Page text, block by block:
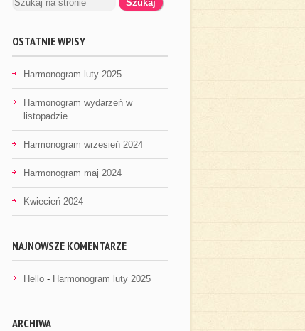
OSTATNIE WPISY
Harmonogram luty 2025
Harmonogram wydarzeń w
listopadzie
Harmonogram wrzesień 2024
Harmonogram maj 2024
Kwiecień 2024
NAJNOWSZE KOMENTARZE
Hello - Harmonogram luty 2025
ARCHIWA